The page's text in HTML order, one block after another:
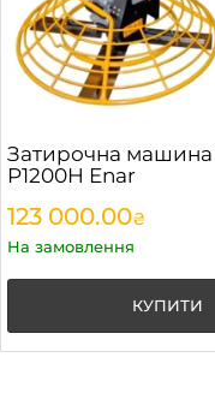
Затирочна машина
P1200H Enar
123 000.00₴
На замовлення
КУПИТИ